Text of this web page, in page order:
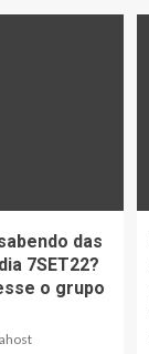
das
7SET22?
o grupo